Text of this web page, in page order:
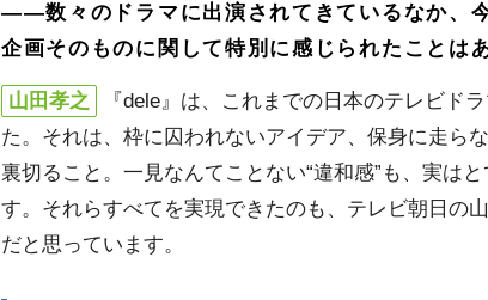
――数々のドラマに出演されてきているなか、
企画そのものに関して特別に感じられたことは
山田孝之
『dele』は、これまでの日本のテレビド
た。それは、枠に囚われないアイデア、保身に走ら
裏切ること。一見なんてことない“違和感”も、実は
す。それらすべてを実現できたのも、テレビ朝日の
だと思っています。